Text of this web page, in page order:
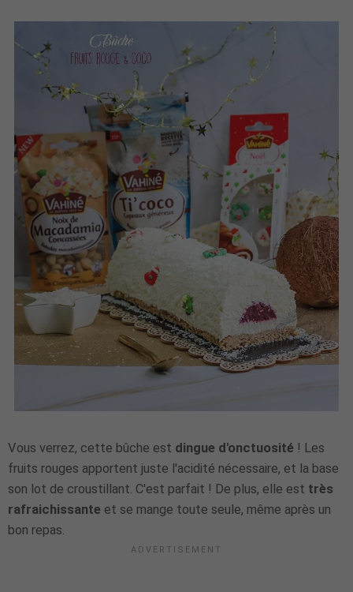
Vous verrez, cette bûche est dingue d'onctuosité ! Les
fruits rouges apportent juste l'acidité nécessaire, et la base
son lot de croustillant. C'est parfait ! De plus, elle est très
rafraichissante et se mange toute seule, même après un
bon repas.